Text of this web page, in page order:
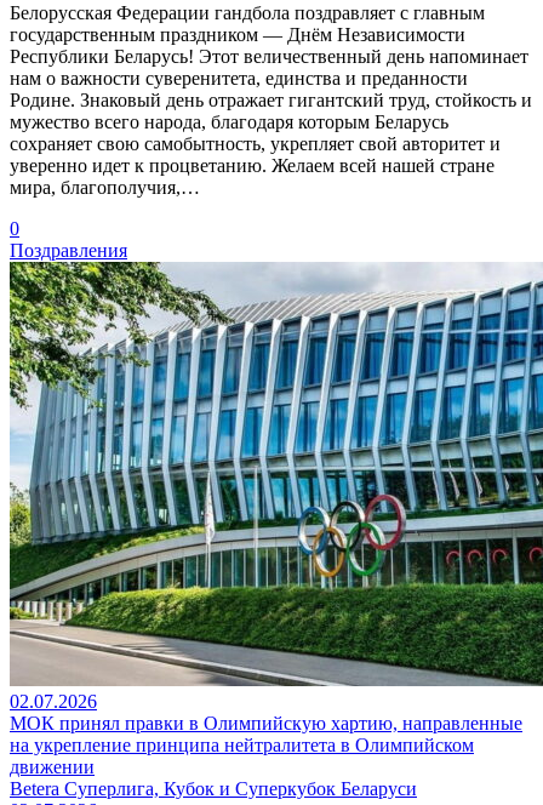
Белорусская Федерации гандбола поздравляет с главным
государственным праздником — Днём Независимости
Республики Беларусь! Этот величественный день напоминает
нам о важности суверенитета, единства и преданности
Родине. Знаковый день отражает гигантский труд, стойкость и
мужество всего народа, благодаря которым Беларусь
сохраняет свою самобытность, укрепляет свой авторитет и
уверенно идет к процветанию. Желаем всей нашей стране
мира, благополучия,…
0
Поздравления
02.07.2026
МОК принял правки в Олимпийскую хартию, направленные
на укрепление принципа нейтралитета в Олимпийском
движении
Betera Суперлига, Кубок и Суперкубок Беларуси